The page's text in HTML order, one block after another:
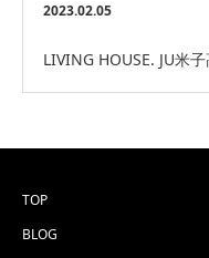
2023.02.05
LIVING HOUSE. JU米
TOP
BLOG